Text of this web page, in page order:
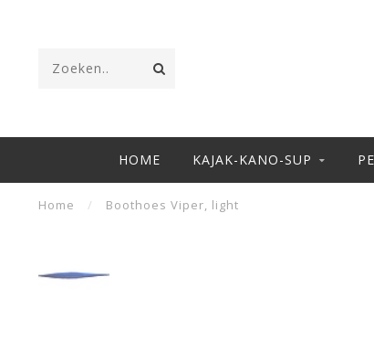
HOME KAJAK-KANO-SUP
Home / Boothoes Viper, light